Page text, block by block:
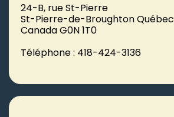
24-B, rue St-Pierre
St-Pierre-de-Broughton Québec
Canada G0N 1T0
Téléphone : 418-424-3136